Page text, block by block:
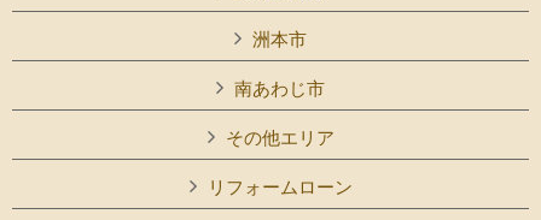
洲本市
南あわじ市
その他エリア
リフォームローン